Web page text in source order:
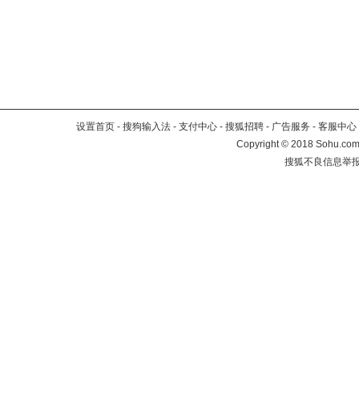
设置首页 - 搜狗输入法 - 支付中心 - 搜狐招聘 - 广告服务 - 客服中心
Copyright©2018
搜狐不良信息举